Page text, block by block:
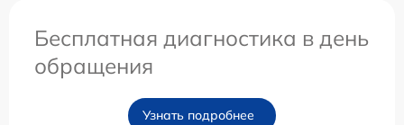
Бесплатная диагностика в день
обращения
Узнать подробнее